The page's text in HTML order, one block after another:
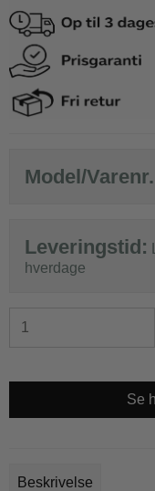
Model/
Leveringstid:
hverdage
Se
Beskrivelse